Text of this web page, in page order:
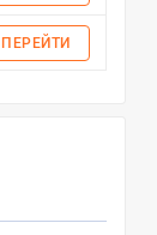
ПЕРЕЙТИ